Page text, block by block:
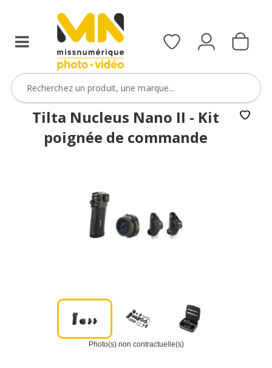
Tilta Nucleus Nano II - Kit
poignée de commande
Photo(s) non contractuelle(s)